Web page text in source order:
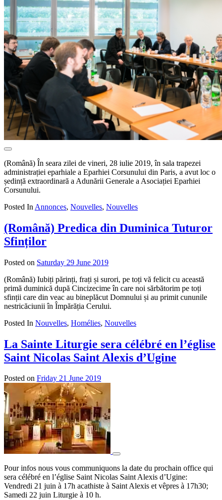
(Română) În seara zilei de vineri, 28 iulie 2019, în sala trapezei
administrației eparhiale a Eparhiei Corsunului din Paris, a avut loc o
ședință extraordinară a Adunării Generale a Asociației Eparhiei
Corsunului.
Posted In Annonces, Nouvelles, Nouvelles
(Română) Predica din Duminica Tuturor
Sfinților
Posted on Saturday 29 June 2019
(Română) Iubiți părinți, frați și surori, pe toți vă felicit cu această
primă duminică după Cincizecime în care noi sărbătorim pe toți
sfinții care din veac au bineplăcut Domnului și au primit cununile
nestricăciunii în Împărăția Cerului.
Posted In Nouvelles, Homélies, Nouvelles
La Sainte Liturgie sera célébré en l’église
Saint Nicolas Saint Alexis d’Ugine
Posted on Friday 21 June 2019
Pour infos nous vous communiquons la date du prochain office qui
sera célébré en l’église Saint Nicolas Saint Alexis d’Ugine:
Vendredi 21 juin à 17h acathiste à Saint Alexis et vêpres à 17h30;
Samedi 22 juin Liturgie à 10 h.